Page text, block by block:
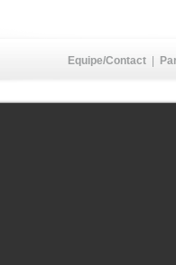
Equipe/Contact